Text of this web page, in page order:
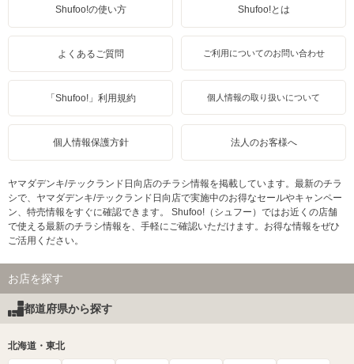
Shufoo!の使い方 Shufoo!とは
よくあるご質問 ご利用についてのお問い合わせ
「Shufoo!」利用規約 個人情報の取り扱いについて
個人情報保護方針 法人のお客様へ
ヤマダデンキ/テックランド日向店のチラシ情報を掲載しています。最新のチラ
シで、ヤマダデンキ/テックランド日向店で実施中のお得なセールやキャンペー
ン、特売情報をすぐに確認できます。 Shufoo!（シュフー）ではお近くの店舗
で使える最新のチラシ情報を、手軽にご確認いただけます。お得な情報をぜひ
ご活用ください。
お店を探す
都道府県から探す
北海道・東北